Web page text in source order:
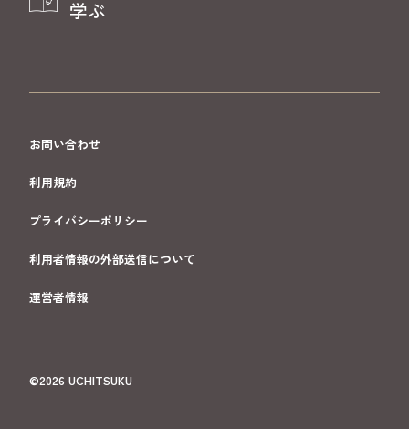
学ぶ
お問い合わせ
利用規約
プライバシーポリシー
利用者情報の外部送信について
運営者情報
©2026 UCHITSUKU